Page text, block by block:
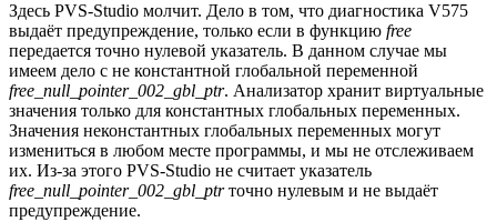
Здесь PVS-Studio молчит. Дело в том, что диагностика V575
выдаёт предупреждение, только если в функцию free
передается точно нулевой указатель. В данном случае мы
имеем дело с не константной глобальной переменной
free_null_pointer_002_gbl_ptr. Анализатор хранит виртуальные
значения только для константных глобальных переменных.
Значения неконстантных глобальных переменных могут
измениться в любом месте программы, и мы не отслеживаем
их. Из-за этого PVS-Studio не считает указатель
free_null_pointer_002_gbl_ptrточно нулевым и не выдаёт
предупреждение.